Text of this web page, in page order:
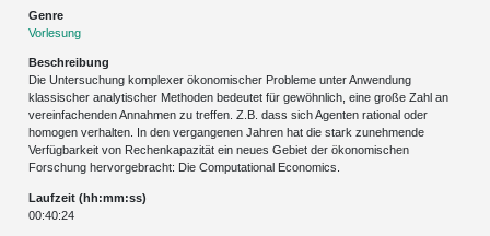
Genre
Vorlesung
Beschreibung
Die Untersuchung komplexer ökonomischer Probleme unter Anwendung
klassischer analytischer Methoden bedeutet für gewöhnlich, eine große Zahl an
vereinfachenden Annahmen zu treffen. Z.B. dass sich Agenten rational oder
homogen verhalten. In den vergangenen Jahren hat die stark zunehmende
Verfügbarkeit von Rechenkapazität ein neues Gebiet der ökonomischen
Forschung hervorgebracht: Die Computational Economics.
Laufzeit (hh:mm:ss)
00:40:24